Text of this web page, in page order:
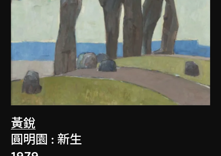
黃銳
圓明園 : 新生